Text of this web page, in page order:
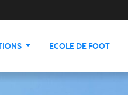
ECOLE DE FOOT